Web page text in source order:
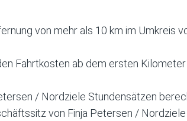
von mehr als 10 km im Umkreis
Fahrtkosten ab dem ersten
/ Nordziele Stundensätzen
von Finja Petersen /